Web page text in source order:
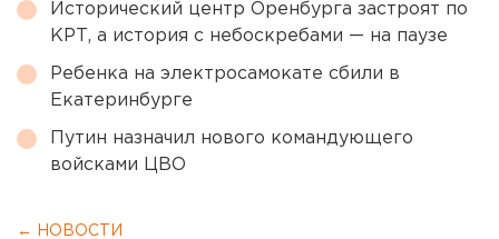
Исторический центр Оренбурга застроят по
КРТ, а история с небоскребами — на паузе
Ребенка на электросамокате сбили в
Екатеринбурге
Путин назначил нового командующего
войсками ЦВО
← НОВОСТИ